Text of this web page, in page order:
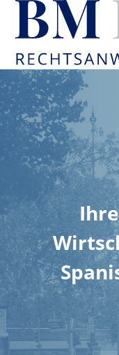
Skip
content
BM-
Partner
Rechtsanwälte